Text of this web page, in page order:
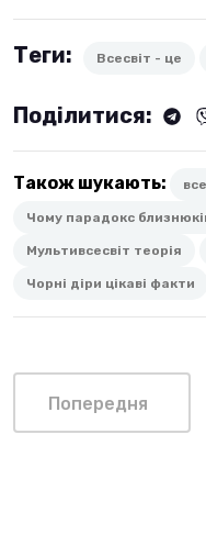
Теги: Всесвіт - це
Поділитися:
Також шукають:
Чому парадокс
Мультивсесвіт теорія
Чорні діри цікаві факти
Попередня